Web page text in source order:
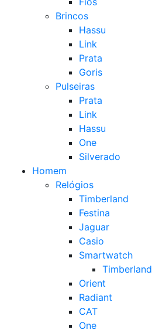
Brincos
Hassu
Link
Prata
Goris
Pulseiras
Prata
Link
Hassu
One
Silverado
Homem
Relógios
Timberland
Festina
Jaguar
Casio
Smartwatch
Timberland
Orient
Radiant
CAT
One